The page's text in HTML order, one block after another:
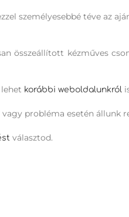
személyesebbé téve az
összeállított kézműves
korábbi weboldalunkról
probléma esetén állunk
választod.